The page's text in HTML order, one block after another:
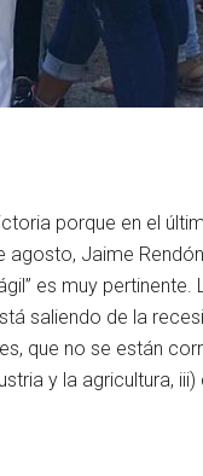
porque en el
agosto, Jaime
es muy
saliendo de la
que no se están
y la agricultura,